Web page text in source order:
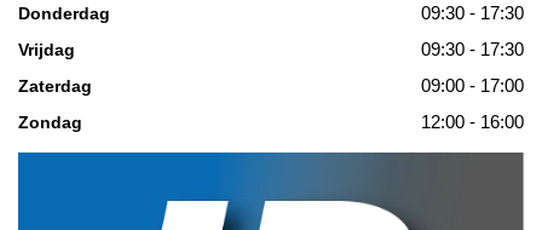
Donderdag 09:30 - 17:30
Vrijdag 09:30 - 17:30
Zaterdag 09:00 - 17:00
Zondag 12:00 - 16:00